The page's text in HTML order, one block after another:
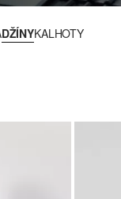
DŽÍNYKALHOTY